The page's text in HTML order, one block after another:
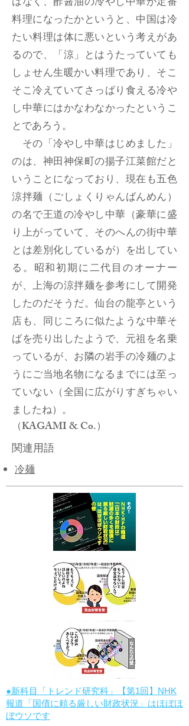
料理になったかというと、中国は冷
たい料理は体に悪いという考えがあ
るので、「涼」とはうたっていても
しょせん生暖かい料理であり、そこ
そこ冷えていてさっぱり食える冷や
し中華にはかなわなかったというこ
とであろう。
その「冷やし中華はじめました」
のは、神田神保町の揚子江菜館だと
いうことになっており、現在も五色
涼拌麺（ごしょくりゃんばんめん）
の名で王道の冷やし中華（豪華に盛
り上がっていて、そのへんの街中華
とは差別化しているが）を出してい
る。昭和初期に二代目のオーナー
が、上海の涼拌麺を参考にして開発
したのだそうだ。仙台の龍亭という
店も、同じころに似たような中華そ
ばを売り出したようで、元祖を名乗
っているが、お隣の岩手の冷麺のよ
うにご当地名物になるまでには至っ
ていない（全国に広がりすぎちゃい
ましたね）。
（KAGAMI & Co.）
関連用語
冷麺
●新科目「トレンド研究科」【第1回】NHK
報道「国債に頼る厳しい財政状況」はほぼほ
ぼウソです